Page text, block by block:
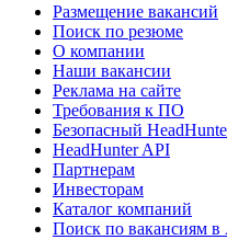
Размещение вакансий
Поиск по резюме
О компании
Наши вакансии
Реклама на сайте
Требования к ПО
Безопасный
HeadHunter API
Партнерам
Инвесторам
Каталог компаний
Поиск по вакансиям в